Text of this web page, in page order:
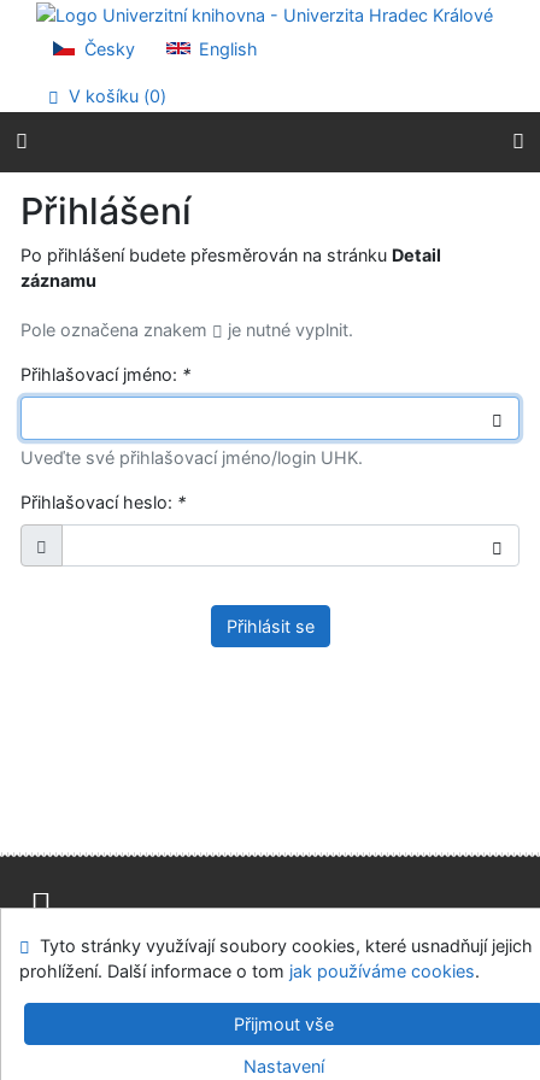
Přejít na obsah
Přejít na menu
Prohlášení o webové přístupnosti
Česky English
V košíku (0)
Přihlášení
Po přihlášení budete přesměrován na stránku Detail
záznamu
Pole označena znakem je nutné vyplnit.
Přihlašovací jméno: *
Uveďte své přihlašovací jméno/login UHK.
Přihlašovací heslo: *
Přihlásit se
Mapa stránek Přístupnost
Soukromí
Modul OpenSearch
Napište nám Nastavení cookies
Univerzitní knihovna - Univerzita Hradec Králové
v.4.8.63a-Cosmotron Bohemia, s.r.o.
Tyto stránky využívají soubory cookies, které usnadňují jejich
prohlížení. Další informace o tom jak používáme cookies.
Přijmout vše
Nastavení